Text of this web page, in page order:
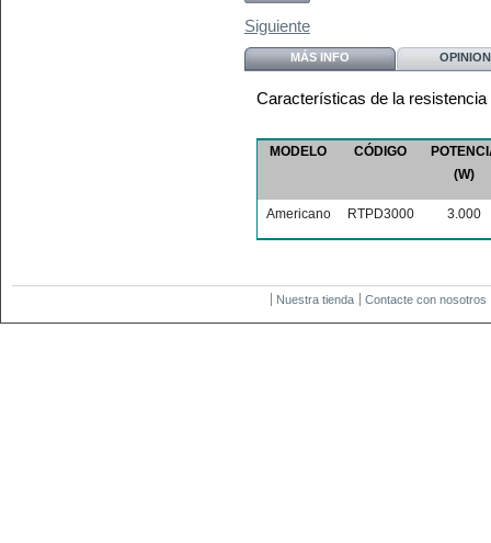
Siguiente
MÁS INFO
Características de la resistencia
MODELO CÓDIGO
(W)
Americano RTPD3000 3.000
Nuestra tienda Contacte con nosotros